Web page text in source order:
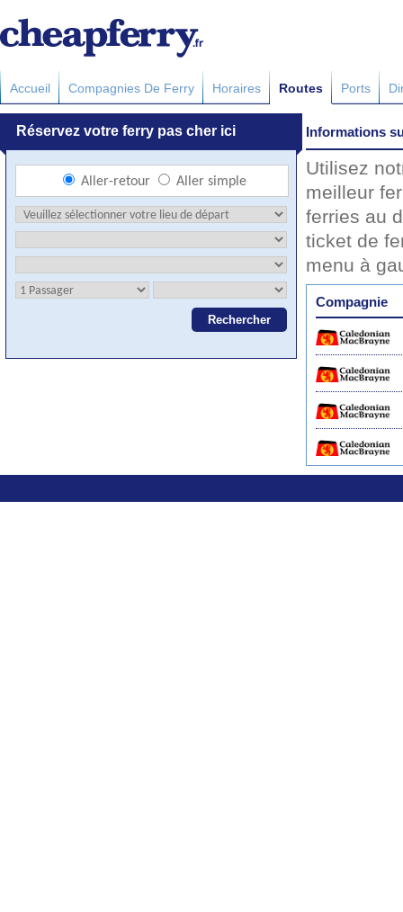
Accueil Compagnies De Ferry Horaires Routes Ports
Informations
Utilisez
meilleur
ferries au
ticket de
menu à
Compagnie